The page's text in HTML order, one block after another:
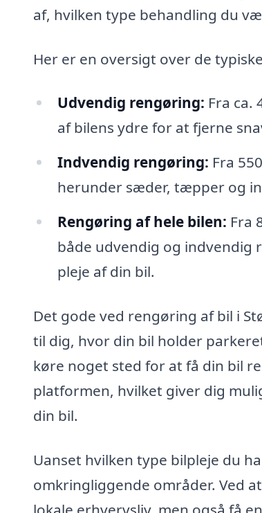
af, hvilken type behandling du
Her er en oversigt over de
Udvendig rengøring: Fra ca.
af bilens ydre for at fjerne
Indvendig rengøring: Fra
herunder sæder, tæpper og
Rengøring af hele bilen: Fra
både udvendig og indvendig
pleje af din bil.
Det gode ved rengøring af bil i
til dig, hvor din bil holder
køre noget sted for at få din bil
platformen, hvilket giver dig
din bil.
Uanset hvilken type bilpleje du
omkringliggende områder. Ved